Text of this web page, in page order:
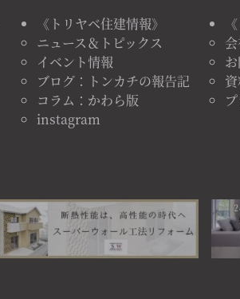
《トリヤベ住建情報》
ニュース＆トピックス
イベント情報
ブログ：トンカチの報告記
コラム：かわら版
instagram